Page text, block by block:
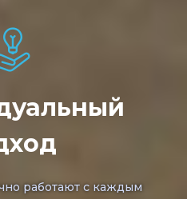
работают с каждым